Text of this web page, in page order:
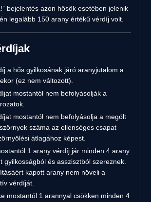
bejelentés azon hősök esetében jelenik
legalább 150 arany értékű vérdíj volt.
a hős gyilkosának járó aranyjutalom a
(ez nem változott).
mostantól nem befolyásolják a
mostantól nem befolyásolja a megölt
száma az ellenséges csapat
átlagához képest.
1 arany vérdíj jár minden 4 arany
gyilkosságból és asszisztból szereznek.
kapott arany nem növeli a
vérdíját.
mostantól 1 arannyal csökken minden 4